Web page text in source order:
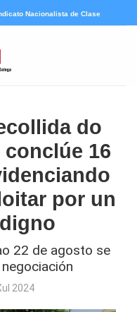
Nacionalista de Clase
do
16
por un
22 de agosto se
2024